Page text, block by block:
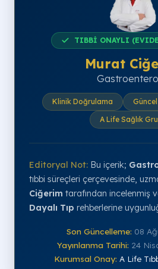
TIBBİ ONAYLI
Murat
Klinik Doğrulama
A Life Sağlık
Editoryal Not: Bu içerik;
tıbbi süreçleri çerçevesinde,
Ciğerim tarafından incelenmiş
Dayalı Tıp rehberlerine
Son Güncelleme: 08
Yayınlanma Tarihi: 24
Kurumsal Onay: A Life